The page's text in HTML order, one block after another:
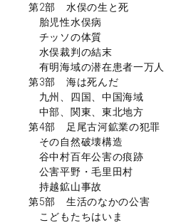
第2部 水俣の生と死
胎児性水俣病
チッソの体質
水俣裁判の結末
有明海域の潜在患者一万人
第3部 海は死んだ
九州、四国、中国海域
中部、関東、東北地方
第4部 足尾古河鉱業の犯罪
その自然破壊構造
谷中村百年公害の痕跡
公害平野・毛里田村
持越鉱山事故
第5部 生活のなかの公害
こどもたちはいま